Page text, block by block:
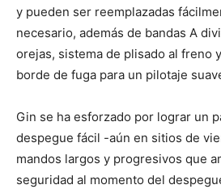
y pueden ser reemplazadas
necesario, además de bandas A
orejas, sistema de plisado al freno
borde de fuga para un pilotaje
Gin se ha esforzado por lograr un
despegue fácil -aún en sitios de
mandos largos y progresivos que
seguridad al momento del